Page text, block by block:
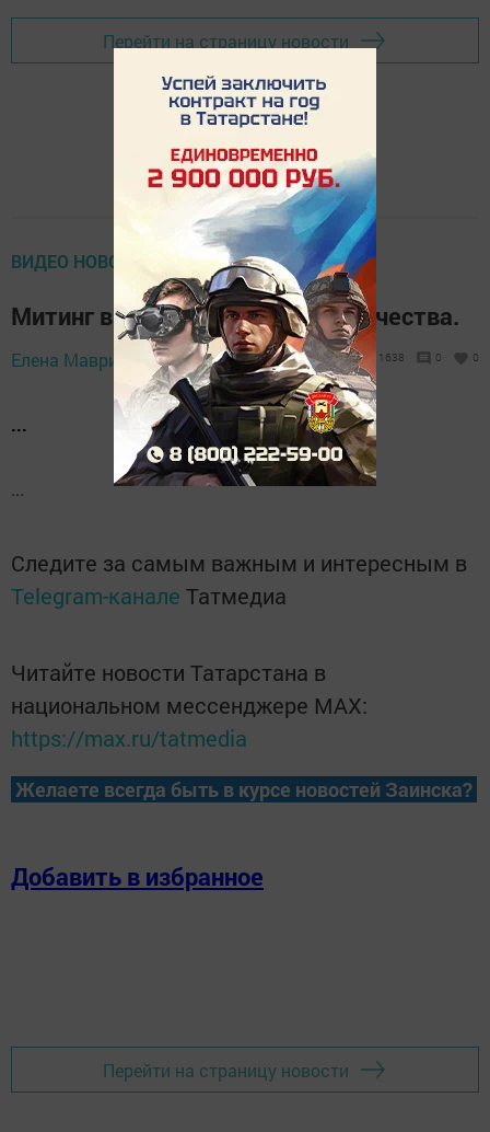
Перейти на страницу новости
ВИДЕО НОВОСТИ (НОВОЕ)
Митинг в честь защитников Отечества.
Елена Маврина, 22 февраля 2018 - 22:32 1638 0 0
...
...
Следите за самым важным и интересным в
Telegram-канале Татмедиа
Читайте новости Татарстана в
национальном мессенджере MАХ:
https://max.ru/tatmedia
Желаете всегда быть в курсе новостей Заинска?
Добавить в избранное
Перейти на страницу новости